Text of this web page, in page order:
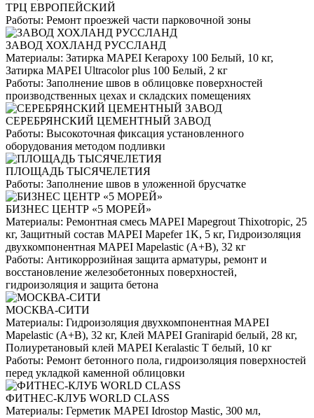
ТРЦ ЕВРОПЕЙСКИЙ
Работы: Ремонт проезжей части парковочной зоны
ЗАВОД ХОХЛАНД РУССЛАНД
Материалы: Затирка MAPEI Kerapoxy 100 Белый, 10 кг,
Затирка MAPEI Ultracolor plus 100 Белый, 2 кг
Работы: Заполнение швов в облицовке поверхностей
производственных цехах и складских помещениях
СЕРЕБРЯНСКИЙ ЦЕМЕНТНЫЙ ЗАВОД
Работы: Высокоточная фиксация установленного
оборудования методом подливки
ПЛОЩАДЬ ТЫСЯЧЕЛЕТИЯ
Работы: Заполнение швов в уложенной брусчатке
БИЗНЕС ЦЕНТР «5 МОРЕЙ»
Материалы: Ремонтная смесь MAPEI Mapegrout Thixotropic, 25
кг, Защитный состав MAPEI Mapefer 1K, 5 кг, Гидроизоляция
двухкомпонентная MAPEI Mapelastic (А+B), 32 кг
Работы: Антикоррозийная защита арматуры, ремонт и
восстановление железобетонных поверхностей,
гидроизоляция и защита бетона
МОСКВА-СИТИ
Материалы: Гидроизоляция двухкомпонентная MAPEI
Mapelastic (А+B), 32 кг, Клей MAPEI Granirapid белый, 28 кг,
Полиуретановый клей MAPEI Keralastic T белый, 10 кг
Работы: Ремонт бетонного пола, гидроизоляция поверхностей
перед укладкой каменной облицовки
ФИТНЕС-КЛУБ WORLD CLASS
Материалы: Герметик MAPEI Idrostop Mastic, 300 мл,